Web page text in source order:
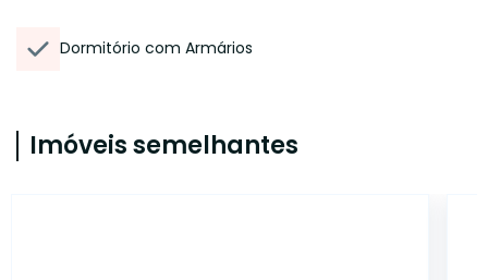
Dormitório com Armários
Imóveis semelhantes